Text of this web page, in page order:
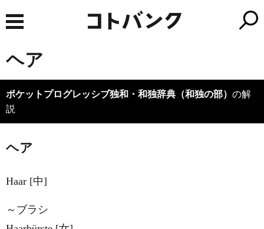
ヘア
ポケットプログレッシブ独和・和独辞典（和独の部） の解
説
ヘア
Haar [中]
～ブラシ